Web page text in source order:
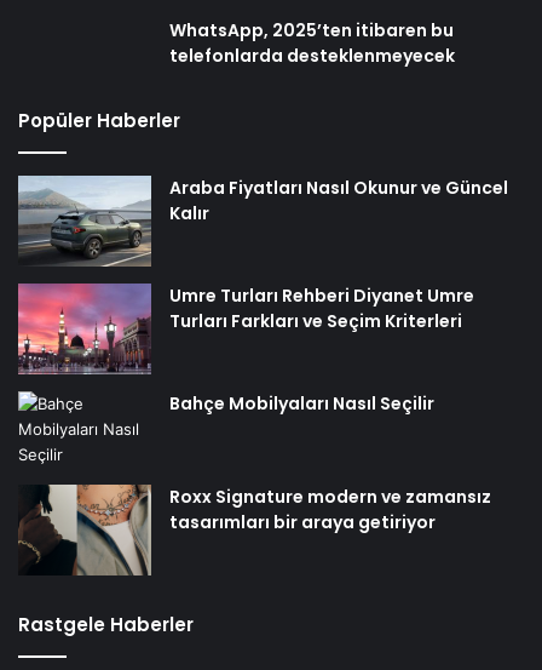
WhatsApp, 2025’ten itibaren bu
telefonlarda desteklenmeyecek
Popüler Haberler
Araba Fiyatları Nasıl Okunur ve Güncel
Kalır
Umre Turları Rehberi Diyanet Umre
Turları Farkları ve Seçim Kriterleri
Bahçe Mobilyaları Nasıl Seçilir
Roxx Signature modern ve zamansız
tasarımları bir araya getiriyor
Rastgele Haberler